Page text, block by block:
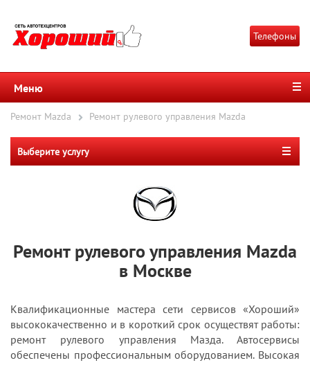
Телефоны
Меню
Ремонт Mazda Ремонт рулевого управления Mazda
Выберите услугу
Ремонт рулевого управления Mazda
в Москве
Квалификационные мастера сети сервисов «Хороший»
высококачественно и в короткий срок осуществят работы:
ремонт рулевого управления Мазда. Автосервисы
обеспечены профессиональным оборудованием. Высокая